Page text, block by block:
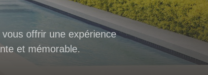
offrir une expérience
et mémorable.